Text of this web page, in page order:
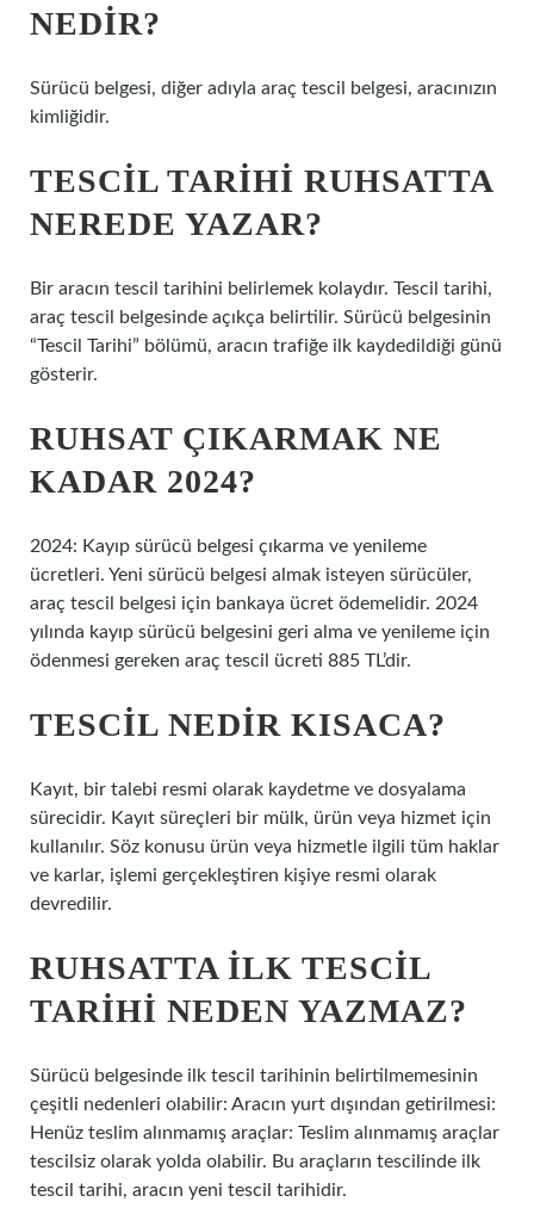
NEDIR?
Sürücü belgesi, diğer adıyla araç tescil belgesi, aracınızın
kimliğidir.
TESCIL TARIHI RUHSATTA
NEREDE YAZAR?
Bir aracın tescil tarihini belirlemek kolaydır. Tescil tarihi,
araç tescil belgesinde açıkça belirtilir. Sürücü belgesinin
“Tescil Tarihi” bölümü, aracın trafiğe ilk kaydedildiği günü
gösterir.
RUHSAT ÇIKARMAK NE
KADAR 2024?
2024: Kayıp sürücü belgesi çıkarma ve yenileme
ücretleri. Yeni sürücü belgesi almak isteyen sürücüler,
araç tescil belgesi için bankaya ücret ödemelidir. 2024
yılında kayıp sürücü belgesini geri alma ve yenileme için
ödenmesi gereken araç tescil ücreti 885 TL’dir.
TESCIL NEDIR KISACA?
Kayıt, bir talebi resmi olarak kaydetme ve dosyalama
sürecidir. Kayıt süreçleri bir mülk, ürün veya hizmet için
kullanılır. Söz konusu ürün veya hizmetle ilgili tüm haklar
ve karlar, işlemi gerçekleştiren kişiye resmi olarak
devredilir.
RUHSATTA ILK TESCIL
TARIHI NEDEN YAZMAZ?
Sürücü belgesinde ilk tescil tarihinin belirtilmemesinin
çeşitli nedenleri olabilir: Aracın yurt dışından getirilmesi:
Henüz teslim alınmamış araçlar: Teslim alınmamış araçlar
tescilsiz olarak yolda olabilir. Bu araçların tescilinde ilk
tescil tarihi, aracın yeni tescil tarihidir.